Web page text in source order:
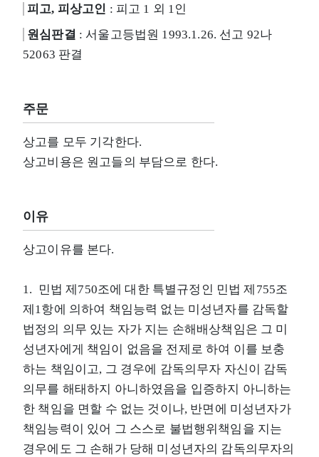
피고, 피상고인 : 피고 1 외 1인
원심판결 : 서울고등법원 1993.1.26. 선고 92나
52063 판결
주문
상고를 모두 기각한다.
상고비용은 원고들의 부담으로 한다.
이유
상고이유를 본다.
1. 민법 제750조에 대한 특별규정인 민법 제755조
제1항에 의하여 책임능력 없는 미성년자를 감독할
법정의 의무 있는 자가 지는 손해배상책임은 그 미
성년자에게 책임이 없음을 전제로 하여 이를 보충
하는 책임이고, 그 경우에 감독의무자 자신이 감독
의무를 해태하지 아니하였음을 입증하지 아니하는
한 책임을 면할 수 없는 것이나, 반면에 미성년자가
책임능력이 있어 그 스스로 불법행위책임을 지는
경우에도 그 손해가 당해 미성년자의 감독의무자의